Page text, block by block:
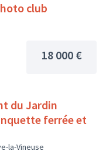
club
18 000 €
du Jardin
ferrée et
la-Vineuse